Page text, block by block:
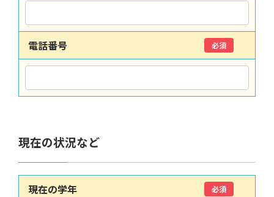
電話番号 必須
現在の状況など
現在の学年 必須